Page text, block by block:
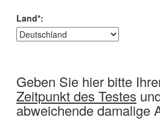
Land*:
Geben Sie hier bitte
Zeitpunkt des Testes
abweichende damalige